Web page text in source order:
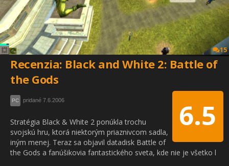
15
Recenzia: Black and White 2: Battle of
the Gods
6.5
PC pridané 7.6.2006
Stratégia Black & White 2 ponúkla trochu
svojskú hru, ktorá niektorým priaznivcom sadla,
iným menej. Teraz sa objavil datadisk Battle of
the Gods a fanúšikovia fantastického sveta, kde nie je všetko l